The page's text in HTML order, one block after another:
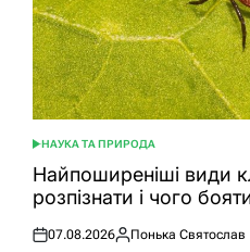
ОПУБЛІКУВАТИ
У
НАУКА ТА ПРИРОДА
Найпоширеніші види
розпізнати і чого
Оприлюднено
07.08.2026
Опубліковано
Понька Святослав